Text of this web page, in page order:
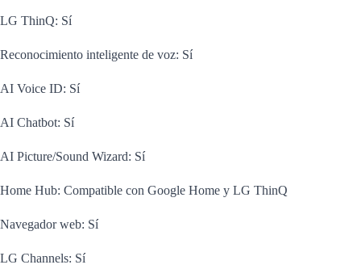
LG ThinQ: Sí
Reconocimiento inteligente de voz: Sí
AI Voice ID: Sí
AI Chatbot: Sí
AI Picture/Sound Wizard: Sí
Home Hub: Compatible con Google Home y LG ThinQ
Navegador web: Sí
LG Channels: Sí